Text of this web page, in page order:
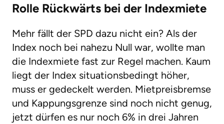
Rolle Rückwärts bei der Indexmiete
Mehr fällt der SPD dazu nicht ein? Als der
Index noch bei nahezu Null war, wollte man
die Indexmiete fast zur Regel machen. Kaum
liegt der Index situationsbedingt höher,
muss er gedeckelt werden. Mietpreisbremse
und Kappungsgrenze sind noch nicht genug,
jetzt dürfen es nur noch 6% in drei Jahren